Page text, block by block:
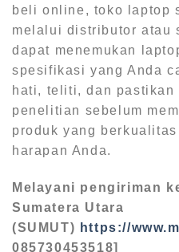
beli online, toko laptop
melalui distributor atau
dapat menemukan
spesifikasi yang Anda
hati, teliti, dan pastikan
penelitian sebelum
produk yang
harapan Anda.
Melayani pengiriman
Sumatera Utara
(SUMUT) https://
085730453518]